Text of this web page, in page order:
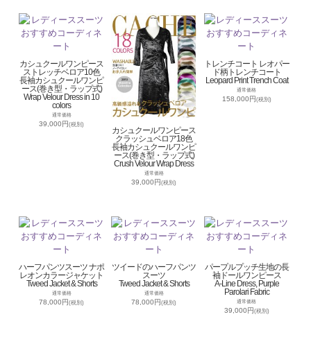
カシュクールワンピース
ストレッチベロア10色
長袖カシュクールワンピ
ース(巻き型・ラップ式)
Wrap Velour Dress in 10
colors
通常価格
39,000円(税別)
カシュクールワンピース
クラッシュベロア18色
長袖カシュクールワンピ
ース(巻き型・ラップ式)
Crush Velour Wrap Dress
通常価格
39,000円(税別)
トレンチコート レオパー
ド柄トレンチコート
Leopard Print Trench Coat
通常価格
158,000円(税別)
ハーフパンツスーツ ナポ
レオンカラージャケット
Tweed Jacket & Shorts
通常価格
78,000円(税別)
ツイードのハーフパンツ
スーツ
Tweed Jacket & Shorts
通常価格
78,000円(税別)
パープルプッチ生地の長
袖ドールワンピース
A-Line Dress, Purple
Parolari Fabric
通常価格
39,000円(税別)